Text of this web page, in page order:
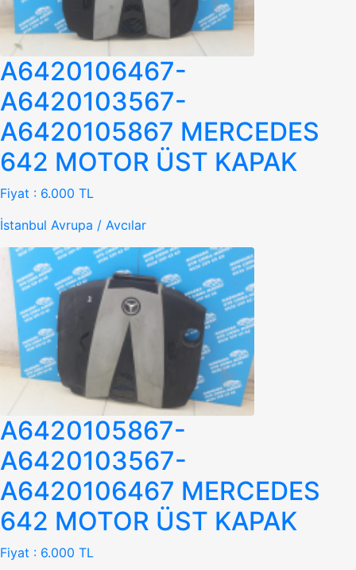
A6420106467-
A6420103567-
A6420105867 MERCEDES
642 MOTOR ÜST KAPAK
Fiyat : 6.000 TL
İstanbul Avrupa / Avcılar
A6420105867-
A6420103567-
A6420106467 MERCEDES
642 MOTOR ÜST KAPAK
Fiyat : 6.000 TL